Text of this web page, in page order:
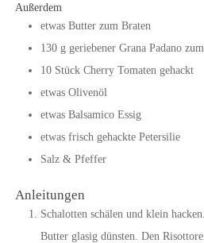
Außerdem
etwas Butter zum Braten
130 g geriebener Grana Padano
10 Stück Cherry Tomaten gehackt
etwas Olivenöl
etwas Balsamico Essig
etwas frisch gehackte Petersilie
Salz & Pfeffer
Anleitungen
Schalotten schälen und klein
Butter glasig dünsten. Den